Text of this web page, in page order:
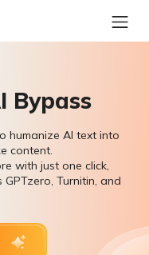
Bypass
humanize AI text into
content.
with just one click,
Turnitin, and